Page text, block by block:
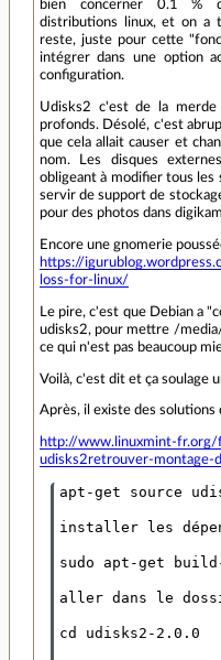
bien concerner 0.1 %
distributions linux, et on a
reste, juste pour cette
intégrer dans une option
configuration.
Udisks2 c'est de la
profonds. Désolé, c'est
que cela allait causer et
nom. Les disques
obligeant à modifier tous les
servir de support de
pour des photos dans
Encore une gnomerie
https://
loss-for-linux/
Le pire, c'est que Debian a
udisks2, pour mettre /
ce qui n'est pas beaucoup
Voilà, c'est dit et ça soulage
Après, il existe des
http://www.linuxmint-
udisks2retrouver-montage-
apt-get source
installer les
sudo apt-get
aller dans le
cd udisks2-2.0.0